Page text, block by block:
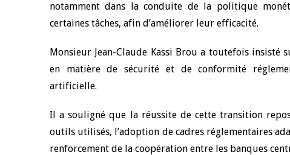
notamment dans la conduite de la politique
certaines tâches, afin d’améliorer leur efficacité.
Monsieur Jean-Claude Kassi Brou a toutefois insisté
en matière de sécurité et de conformité
artificielle.
Il a souligné que la réussite de cette transition
outils utilisés, l’adoption de cadres réglementaires
renforcement de la coopération entre les banques
Monétaire de la BCEAO du 4
2026, prononcée par son Président
Jean-Claude Kassi BROU
22 juillet 2026
Claude Kassi BROU
de présentation du